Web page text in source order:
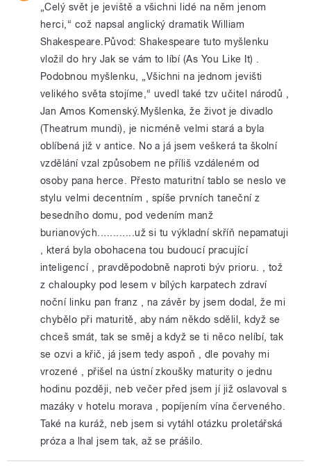
„Celý svět je jeviště a všichni lidé na něm jenom
herci,“ což napsal anglický dramatik William
Shakespeare.Původ: Shakespeare tuto myšlenku
vložil do hry Jak se vám to líbí (As You Like It) .
Podobnou myšlenku, „Všichni na jednom jevišti
velikého světa stojíme,“ uvedl také tzv učitel národů ,
Jan Amos Komenský.Myšlenka, že život je divadlo
(Theatrum mundi), je nicméně velmi stará a byla
oblíbená již v antice. No a já jsem veškerá ta školní
vzdělání vzal způsobem ne příliš vzdáleném od
osoby pana herce. Přesto maturitní tablo se neslo ve
stylu velmi decentním , spíše prvních taneční z
besedního domu, pod vedením manž
burianových............už si tu výkladní skříň nepamatuji
, která byla obohacena tou budoucí pracující
inteligencí , pravděpodobně naproti býv prioru. , tož
z chaloupky pod lesem v bílých karpatech zdraví
noční linku pan franz , na závěr by jsem dodal, že mi
chybělo při maturitě, aby nám někdo sdělil, když se
chceš smát, tak se směj a když se ti něco nelíbí, tak
se ozvi a křič, já jsem tedy aspoň , dle povahy mi
vrozené , přišel na ústní zkoušky maturity o jednu
hodinu později, neb večer před jsem jí již oslavoval s
mazáky v hotelu morava , popíjením vína červeného.
Také na kuráž, neb jsem si vytáhl otázku proletářská
próza a lhal jsem tak, až se prášilo.